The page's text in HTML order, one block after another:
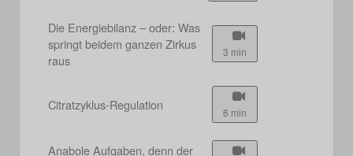
Die Energiebilanz – oder: Was
springt beidem ganzen Zirkus
raus
3 min
Citratzyklus-Regulation 6 min
Anabole Aufgaben, denn der